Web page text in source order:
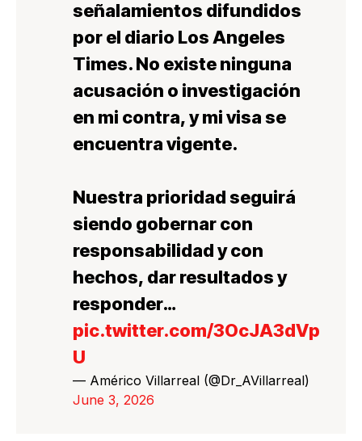
señalamientos difundidos
por el diario Los Angeles
Times. No existe ninguna
acusación o investigación
en mi contra, y mi visa se
encuentra vigente.
Nuestra prioridad seguirá
siendo gobernar con
responsabilidad y con
hechos, dar resultados y
responder…
pic.twitter.com/3OcJA3dVp
U
— Américo Villarreal (@Dr_AVillarreal)
June 3, 2026